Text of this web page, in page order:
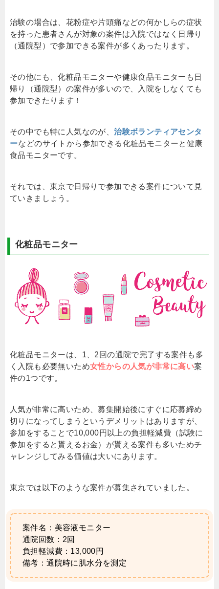
治験の場合は、花粉症や片頭痛などの何かしらの症状
を持った患者さんが対象の案件は入院ではなく日帰り
（通院型）で参加できる案件が多くあったります。
その他にも、化粧品モニターや健康食品モニターも日
帰り（通院型）の案件が多いので、入院をしなくても
参加できたります！
その中でも特に人気なのが、治験ボランティアセンタ
ーなどのサイトから参加できる化粧品モニターと健康
食品モニターです。
それでは、東京で日帰りで参加できる案件について見
ていきましょう。
化粧品モニター
化粧品モニターは、1、2回の通院で完了する案件も多
く入院も必要無いため女性からの人気が非常に高い案
件の1つです。
人気が非常に高いため、募集開始後にすぐに応募締め
切りになってしまうというデメリットはありますが、
参加をすることで10,000円以上の負担軽減費（試験に
参加をすると貰えるお金）が貰える案件も多いためチ
ャレンジしてみる価値は大いにあります。
東京では以下のような案件が募集されていました。
案件名：美容液モニター
通院回数：2回
負担軽減費：13,000円
備考：通院時に肌水分を測定